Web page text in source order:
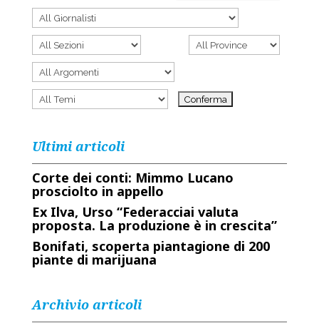
Ultimi articoli
Corte dei conti: Mimmo Lucano
prosciolto in appello
Ex Ilva, Urso “Federacciai valuta
proposta. La produzione è in crescita”
Bonifati, scoperta piantagione di 200
piante di marijuana
Archivio articoli